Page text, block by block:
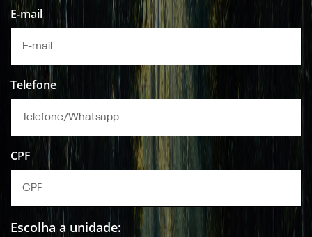
E-mail
Telefone
CPF
Escolha a unidade: